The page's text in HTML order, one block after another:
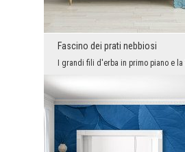
Fascino dei prati nebbiosi